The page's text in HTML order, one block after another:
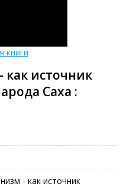
книги
источник
Саха :
- как источник